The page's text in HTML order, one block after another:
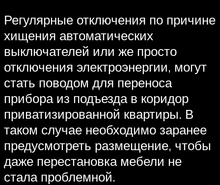
Регулярные отключения по причине
хищения автоматических
выключателей или же просто
отключения электроэнергии, могут
стать поводом для переноса
прибора из подъезда в коридор
приватизированной квартиры. В
таком случае необходимо заранее
предусмотреть размещение, чтобы
даже перестановка мебели не
стала проблемной.